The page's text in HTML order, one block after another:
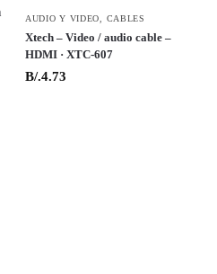
AUDIO Y VIDEO CABLES
Xtech – Video / audio cable –
HDMI · XTC-607
B/.4.73